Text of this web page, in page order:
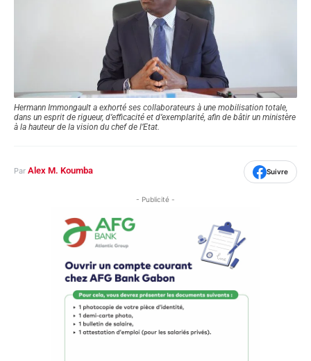
Hermann Immongault a exhorté ses collaborateurs à une mobilisation totale,
dans un esprit de rigueur, d’efficacité et d’exemplarité, afin de bâtir un ministère
à la hauteur de la vision du chef de l’Etat.
Par Alex M. Koumba Suivre
- Publicité -